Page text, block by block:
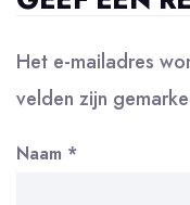
Het e-mailadres
velden zijn
Naam *